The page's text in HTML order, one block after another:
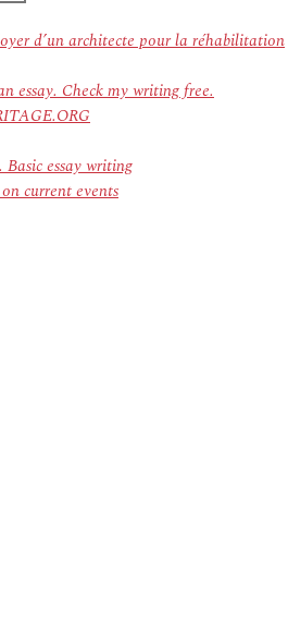
d’un architecte pour la réhabilitation
essay. Check my writing free.
essay writing
current events